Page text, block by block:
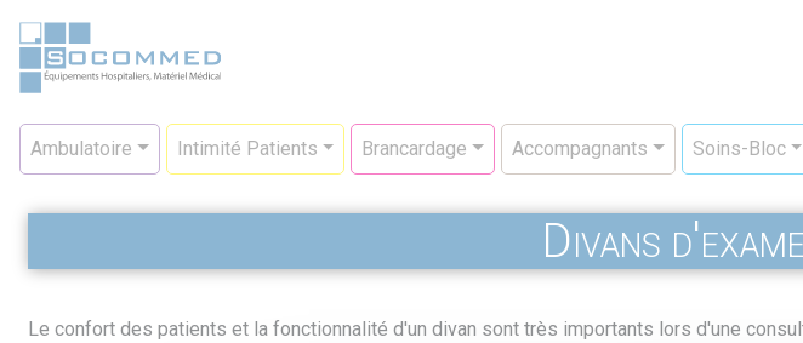
contenu
principal
Navigation
principale
Ambulatoire Intimité Patients Brancardage Accompagnants Soins-Bloc
Divans
Le confort des patients et la fonctionnalité d'un divan sont très importants lors d'une